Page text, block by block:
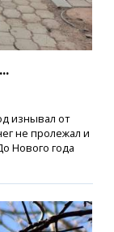
изнывал от
не пролежал и
Нового года